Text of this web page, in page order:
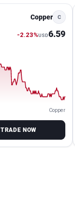
C
Copper
6.59
USD
-2.23%
Copper
TRADE NOW